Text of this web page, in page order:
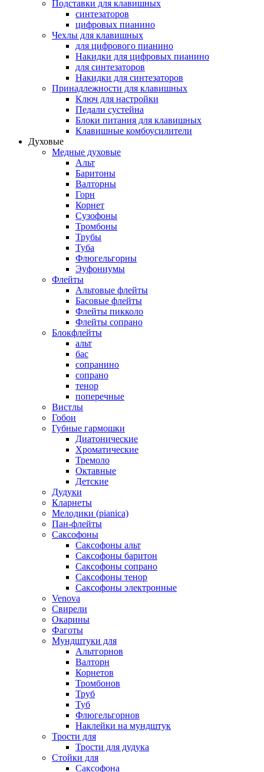
Подставки для клавишных
синтезаторов
цифровых пианино
Чехлы для клавишных
для цифрового пианино
Накидки для цифровых пианино
для синтезаторов
Накидки для синтезаторов
Принадлежности для клавишных
Ключ для настройки
Педали сустейна
Блоки питания для клавишных
Клавишные комбоусилители
Духовые
Медные духовые
Альт
Баритоны
Валторны
Горн
Корнет
Сузофоны
Тромбоны
Трубы
Туба
Флюгельгорны
Эуфониумы
Флейты
Альтовые флейты
Басовые флейты
Флейты пикколо
Флейты сопрано
Блокфлейты
альт
бас
сопранино
сопрано
тенор
поперечные
Вистлы
Гобои
Губные гармошки
Диатонические
Хроматические
Тремоло
Октавные
Детские
Дудуки
Кларнеты
Мелодики (pianica)
Пан-флейты
Саксофоны
Саксофоны альт
Саксофоны баритон
Саксофоны сопрано
Саксофоны тенор
Саксофоны электронные
Venova
Свирели
Окарины
Фаготы
Мундштуки для
Альтгорнов
Валторн
Корнетов
Тромбонов
Труб
Туб
Флюгельгорнов
Наклейки на мундштук
Трости для
Трости для дудука
Стойки для
Саксофона